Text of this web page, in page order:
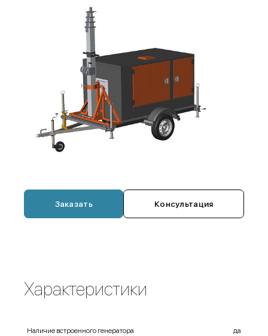
Заказать Консультация
Характеристики
Наличие встроенного генератора да